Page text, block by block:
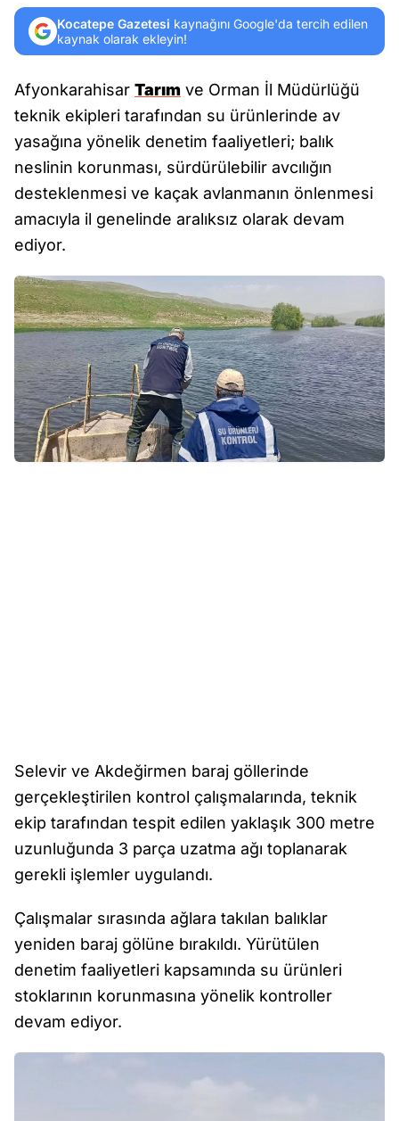
Kocatepe Gazetesi kaynağını Google'da tercih edilen
kaynak olarak ekleyin!
Afyonkarahisar Tarım ve Orman İl Müdürlüğü
teknik ekipleri tarafından su ürünlerinde av
yasağına yönelik denetim faaliyetleri; balık
neslinin korunması, sürdürülebilir avcılığın
desteklenmesi ve kaçak avlanmanın önlenmesi
amacıyla il genelinde aralıksız olarak devam
ediyor.
Selevir ve Akdeğirmen baraj göllerinde
gerçekleştirilen kontrol çalışmalarında, teknik
ekip tarafından tespit edilen yaklaşık 300 metre
uzunluğunda 3 parça uzatma ağı toplanarak
gerekli işlemler uygulandı.
Çalışmalar sırasında ağlara takılan balıklar
yeniden baraj gölüne bırakıldı. Yürütülen
denetim faaliyetleri kapsamında su ürünleri
stoklarının korunmasına yönelik kontroller
devam ediyor.